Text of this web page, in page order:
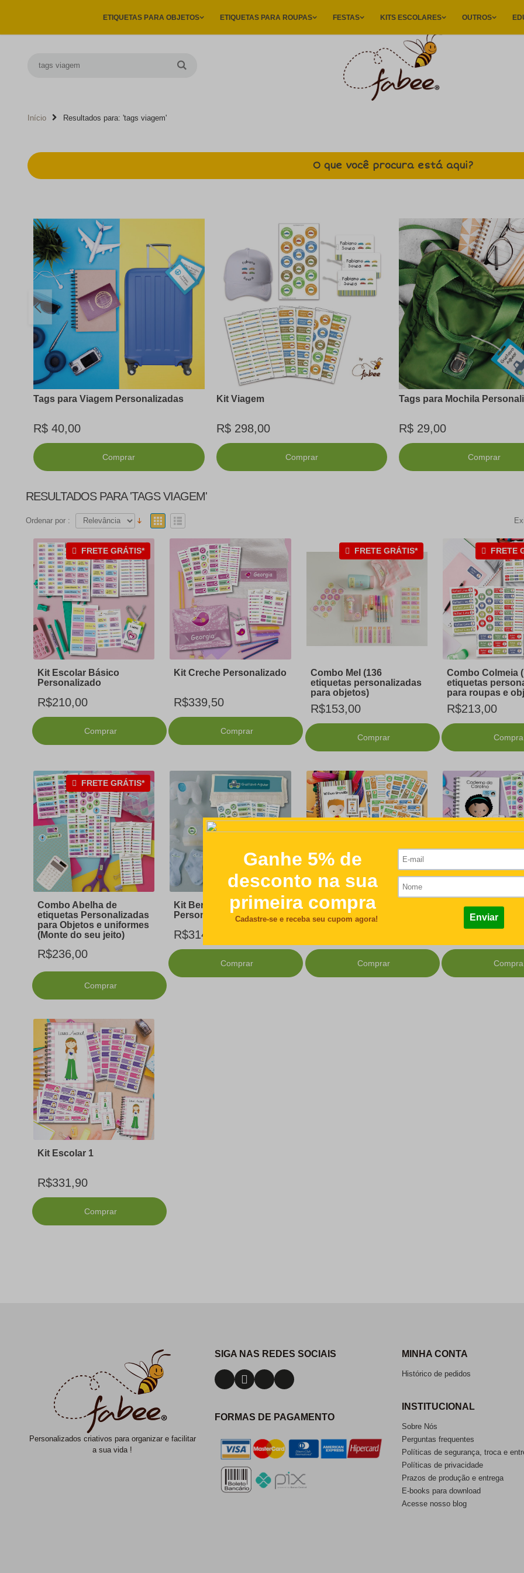
ETIQUETAS PARA OBJETOS ETIQUETAS PARA ROUPAS FESTAS KITS ESCOLARES OUTROS
Início Resultados para: 'tags viagem'
O que você procura está aqui?
Tags para Viagem Personalizadas
R$ 40,00
Comprar
Kit Viagem
R$ 298,00
Comprar
Tags para Mochila
R$ 29,00
Comprar
RESULTADOS PARA 'TAGS VIAGEM'
Ordenar por :
FRETE GRÁTIS*
Kit Escolar Básico
Personalizado
R$210,00
Comprar
Kit Creche Personalizado
R$339,50
Comprar
FRETE GRÁTIS*
Combo Mel (136
etiquetas personalizadas
para objetos)
R$153,00
Comprar
FRETE
Combo Colmeia
etiquetas
para roupas e
R$213,00
FRETE GRÁTIS*
Combo Abelha de
etiquetas Personalizadas
para Objetos e uniformes
(Monte do seu jeito)
R$236,00
Comprar
Kit Berçário
Personalizado
R$314,00
Comprar
Kit Escolar 3
Comprar
Kit Escolar 2
Kit Escolar 1
R$331,90
Comprar
Personalizados criativos para organizar e facilitar
a sua vida !
SIGA NAS REDES SOCIAIS
FORMAS DE PAGAMENTO
MINHA CONTA
Histórico de pedidos
INSTITUCIONAL
Sobre Nós
Perguntas frequentes
Políticas de segurança, troca e
Políticas de privacidade
Prazos de produção e entrega
E-books para download
Acesse nosso blog